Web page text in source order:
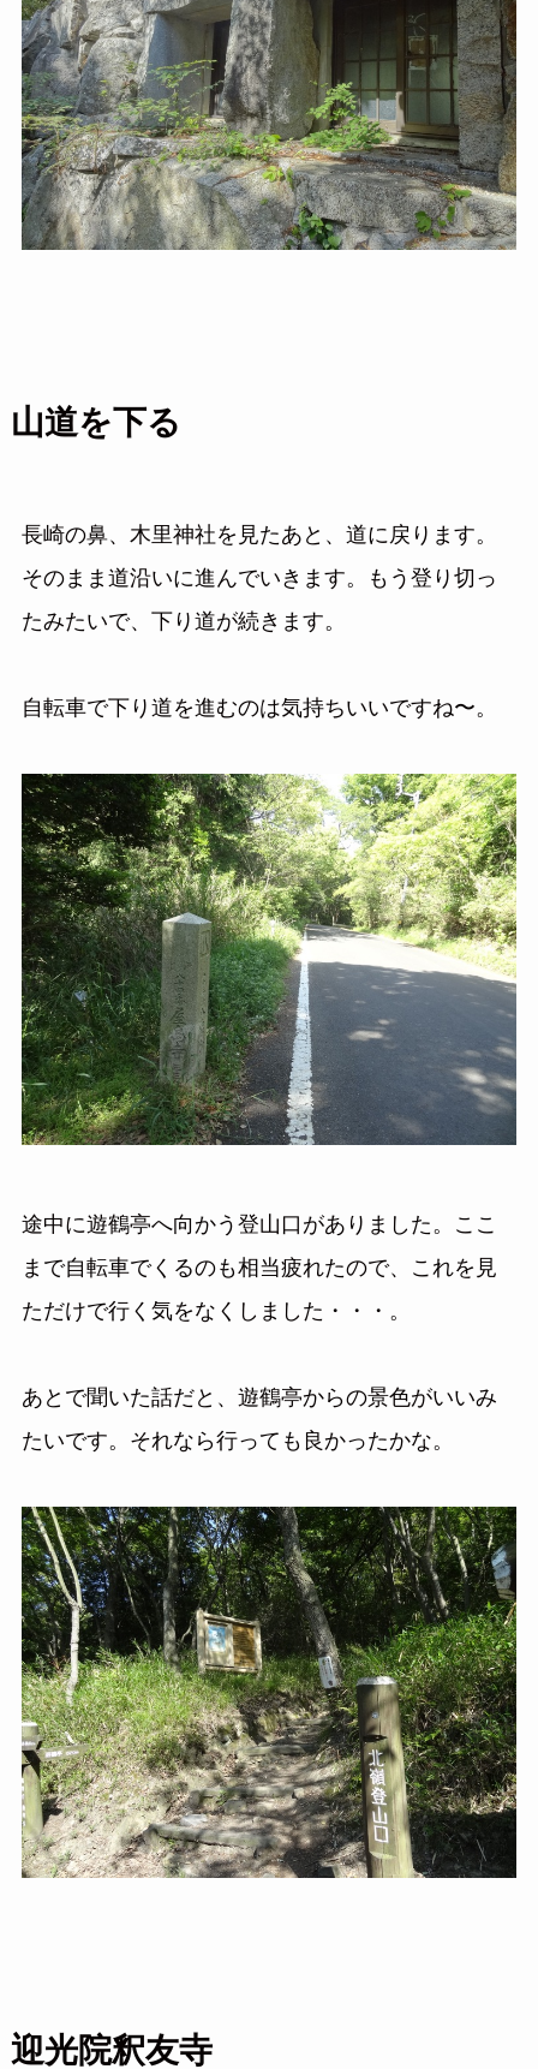
山道を下る
長崎の鼻、木里神社を見たあと、道に戻ります。
そのまま道沿いに進んでいきます。もう登り切っ
たみたいで、下り道が続きます。
自転車で下り道を進むのは気持ちいいですね〜。
途中に遊鶴亭へ向かう登山口がありました。ここ
まで自転車でくるのも相当疲れたので、これを見
ただけで行く気をなくしました・・・。
あとで聞いた話だと、遊鶴亭からの景色がいいみ
たいです。それなら行っても良かったかな。
迎光院釈友寺